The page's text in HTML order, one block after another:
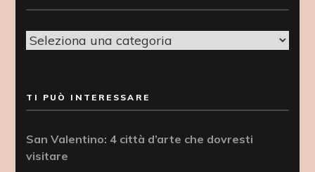
Categorie
TI PUÒ INTERESSARE
San Valentino: 4 città d’arte che dovresti
visitare